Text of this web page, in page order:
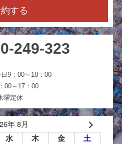
する
249-323
9：00～18：00
00～17：00
曜定休
年 8月
水 木 金 土